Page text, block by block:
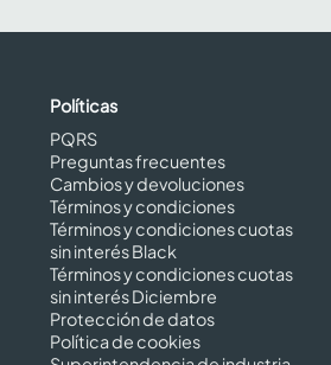
Políticas
PQRS
Preguntas frecuentes
Cambios y devoluciones
Términos y condiciones
Términos y condiciones cuotas
sin interés Black
Términos y condiciones cuotas
sin interés Diciembre
Protección de datos
Política de cookies